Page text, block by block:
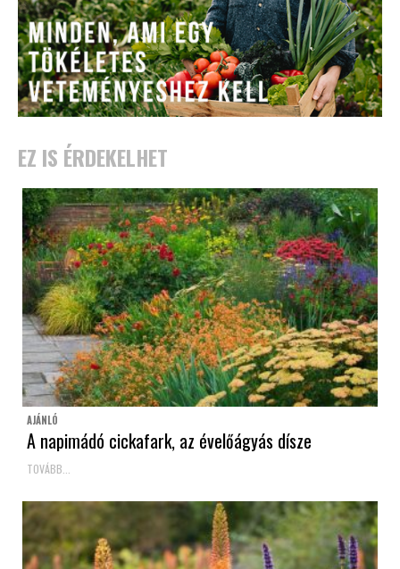
EZ IS ÉRDEKELHET
AJÁNLÓ
A napimádó cickafark, az évelőágyás dísze
TOVÁBB...